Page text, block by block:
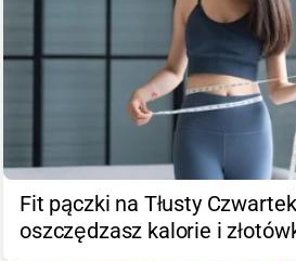
Fit pączki na Tłusty
oszczędzasz kalorie i